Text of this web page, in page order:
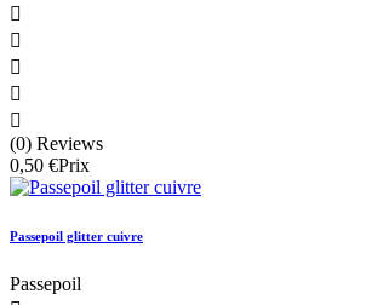





(0) Reviews
0,50 €Prix
Passepoil glitter cuivre
Passepoil